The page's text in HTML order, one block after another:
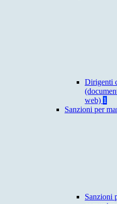
Dirigenti
web) 1
Sanzioni per
Sanzioni